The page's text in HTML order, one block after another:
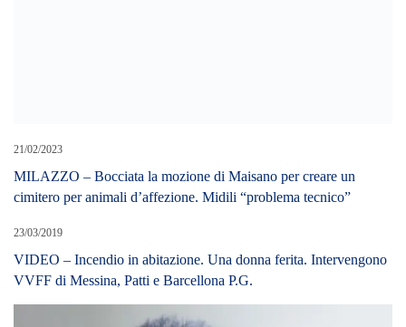
21/02/2023
MILAZZO – Bocciata la mozione di Maisano per creare un
cimitero per animali d’affezione. Midili “problema tecnico”
23/03/2019
VIDEO – Incendio in abitazione. Una donna ferita. Intervengono
VVFF di Messina, Patti e Barcellona P.G.